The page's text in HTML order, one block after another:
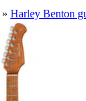
» Harley Benton